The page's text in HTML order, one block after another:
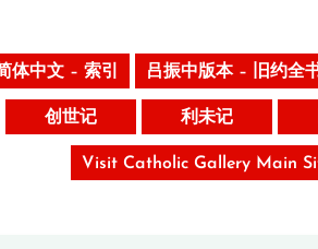
体中文 – 索引 吕振中版本 – 旧约全
创世记 利未记
Visit Catholic Gallery Main